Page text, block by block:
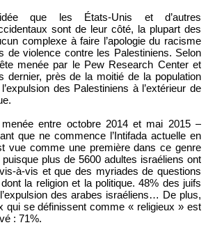
que les États-Unis et d’autres
sont de leur côté, la plupart des
complexe à faire l’apologie du racisme
de violence contre les Palestiniens. Selon
menée par le Pew Research Center et
dernier, près de la moitié de la population
des Palestiniens à l’extérieur de
menée entre octobre 2014 et mai 2015 –
que ne commence l’Intifada actuelle en
vue comme une première dans ce genre
puisque plus de 5600 adultes israéliens ont
à-vis et que des myriades de questions
la religion et la politique. 48% des juifs
des arabes israéliens… De plus,
qui se définissent comme « religieux » est
: 71%.